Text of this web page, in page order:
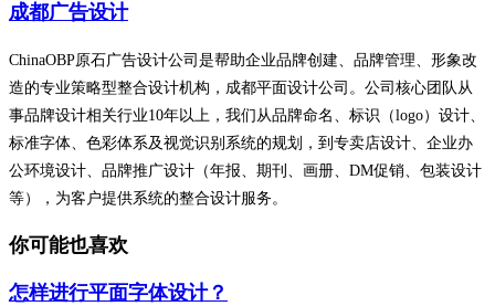
成都广告设计
ChinaOBP原石广告设计公司是帮助企业品牌创建、品牌管理、形象改
造的专业策略型整合设计机构，成都平面设计公司。公司核心团队从
事品牌设计相关行业10年以上，我们从品牌命名、标识（logo）设计、
标准字体、色彩体系及视觉识别系统的规划，到专卖店设计、企业办
公环境设计、品牌推广设计（年报、期刊、画册、DM促销、包装设计
等），为客户提供系统的整合设计服务。
你可能也喜欢
怎样进行平面字体设计？